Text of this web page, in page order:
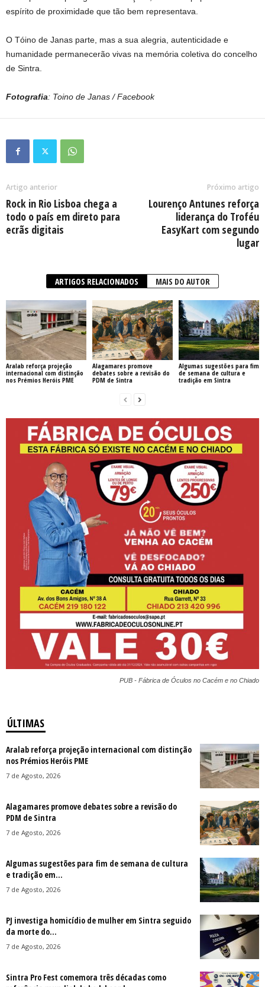
espírito de proximidade que tão bem representava.
O Tóino de Janas parte, mas a sua alegria, autenticidade e
humanidade permanecerão vivas na memória coletiva do concelho
de Sintra.
Fotografia: Toino de Janas / Facebook
Artigo anterior
Rock in Rio Lisboa chega a
todo o país em direto para
ecrãs digitais
Próximo artigo
Lourenço Antunes reforça
liderança do Troféu
EasyKart com segundo
lugar
ARTIGOS RELACIONADOS MAIS DO AUTOR
Aralab reforça projeção
internacional com distinção
nos Prémios Heróis PME
Alagamares promove
debates sobre a revisão do
PDM de Sintra
Algumas sugestões para fim
de semana de cultura e
tradição em Sintra
PUB - Fábrica de Óculos no Cacém e no Chiado
ÚLTIMAS
Aralab reforça projeção internacional com distinção
nos Prémios Heróis PME
7 de Agosto, 2026
Alagamares promove debates sobre a revisão do
PDM de Sintra
7 de Agosto, 2026
Algumas sugestões para fim de semana de cultura
e tradição em...
7 de Agosto, 2026
PJ investiga homicídio de mulher em Sintra seguido
da morte do...
7 de Agosto, 2026
Sintra Pro Fest comemora três décadas como